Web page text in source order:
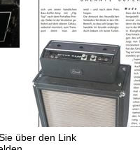
über den Link